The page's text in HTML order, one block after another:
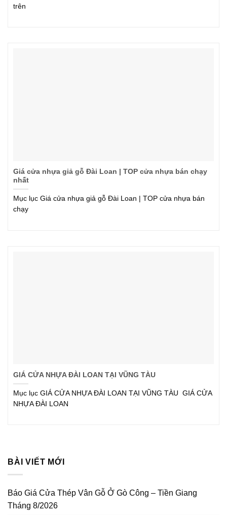
trên
Giá cửa nhựa giả gỗ Đài Loan | TOP cửa nhựa bán chạy
nhất
Mục lục Giá cửa nhựa giả gỗ Đài Loan | TOP cửa nhựa bán
chạy
GIÁ CỬA NHỰA ĐÀI LOAN TẠI VŨNG TÀU
Mục lục GIÁ CỬA NHỰA ĐÀI LOAN TẠI VŨNG TÀU GIÁ CỬA
NHỰA ĐÀI LOAN
BÀI VIẾT MỚI
Báo Giá Cửa Thép Vân Gỗ Ở Gò Công – Tiền Giang
Tháng 8/2026